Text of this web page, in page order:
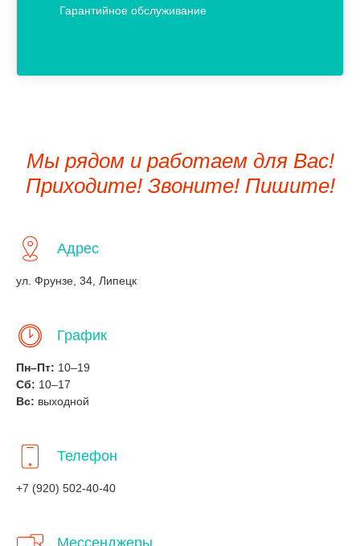
Гарантийное обслуживание
Мы рядом и работаем для Вас!
Приходите! Звоните! Пишите!
Адрес
ул. Фрунзе, 34, Липецк
График
Пн–Пт: 10–19
Сб: 10–17
Вс: выходной
Телефон
+7 (920) 502-40-40
Мессенджеры